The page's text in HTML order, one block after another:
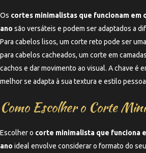
Os cortes minimalistas que funcionam em
ano são versáteis e podem ser adaptados a
Para cabelos lisos, um corte reto pode ser
para cabelos cacheados, um corte em
cachos e dar movimento ao visual. A chave é
melhor se adapta à sua textura e estilo
Como Escolher o Corte
Escolher o corte minimalista que funciona
ano ideal envolve considerar o formato do